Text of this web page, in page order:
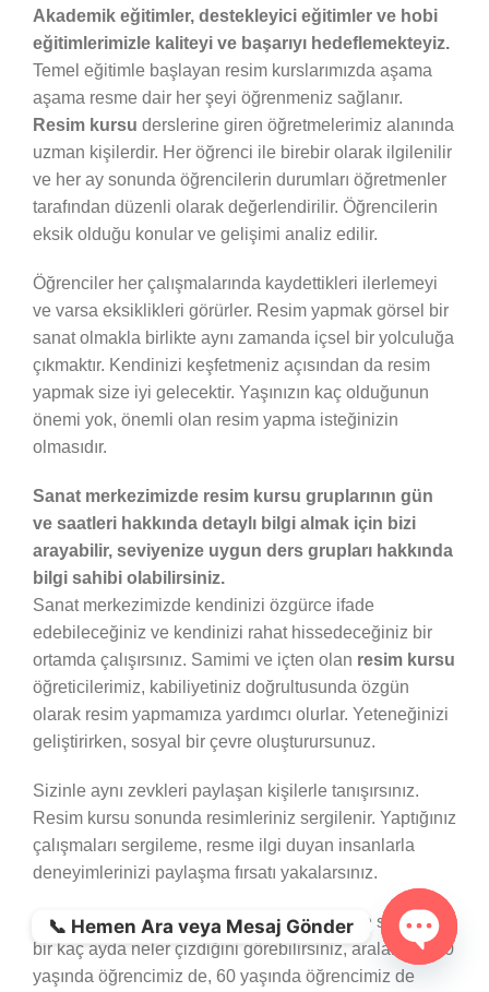
Akademik eğitimler, destekleyici eğitimler ve hobi
eğitimlerimizle kaliteyi ve başarıyı hedeflemekteyiz.
Temel eğitimle başlayan resim kurslarımızda aşama
aşama resme dair her şeyi öğrenmeniz sağlanır.
Resim kursu derslerine giren öğretmelerimiz alanında
uzman kişilerdir. Her öğrenci ile birebir olarak ilgilenilir
ve her ay sonunda öğrencilerin durumları öğretmenler
tarafından düzenli olarak değerlendirilir. Öğrencilerin
eksik olduğu konular ve gelişimi analiz edilir.
Öğrenciler her çalışmalarında kaydettikleri ilerlemeyi
ve varsa eksiklikleri görürler. Resim yapmak görsel bir
sanat olmakla birlikte aynı zamanda içsel bir yolculuğa
çıkmaktır. Kendinizi keşfetmeniz açısından da resim
yapmak size iyi gelecektir. Yaşınızın kaç olduğunun
önemi yok, önemli olan resim yapma isteğinizin
olmasıdır.
Sanat merkezimizde resim kursu gruplarının gün
ve saatleri hakkında detaylı bilgi almak için bizi
arayabilir, seviyenize uygun ders grupları hakkında
bilgi sahibi olabilirsiniz.
Sanat merkezimizde kendinizi özgürce ifade
edebileceğiniz ve kendinizi rahat hissedeceğiniz bir
ortamda çalışırsınız. Samimi ve içten olan resim kursu
öğreticilerimiz, kabiliyetiniz doğrultusunda özgün
olarak resim yapmamıza yardımcı olurlar. Yeteneğinizi
geliştirirken, sosyal bir çevre oluşturursunuz.
Sizinle aynı zevkleri paylaşan kişilerle tanışırsınız.
Resim kursu sonunda resimleriniz sergilenir. Yaptığınız
çalışmaları sergileme, resme ilgi duyan insanlarla
deneyimlerinizi paylaşma fırsatı yakalarsınız.
Aşağıda başlangıç seviyesi öğrencilerimizin sadece
bir kaç ayda neler çizdiğini görebilirsiniz, aralarında 10
yaşında öğrencimiz de, 60 yaşında öğrencimiz de
📞 Hemen Ara veya Mesaj Gönder